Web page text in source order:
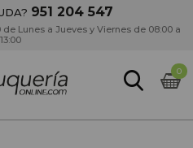
951 204 547
Lunes a Jueves y Viernes de 08:00 a
13:00
0